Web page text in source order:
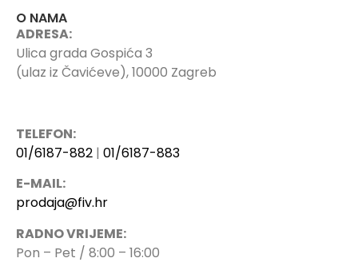
O NAMA
ADRESA:
Ulica grada Gospića 3
(ulaz iz Čavićeve), 10000 Zagreb
TELEFON:
01/6187-882 | 01/6187-883
E-MAIL:
prodaja@fiv.hr
RADNO VRIJEME:
Pon – Pet / 8:00 – 16:00